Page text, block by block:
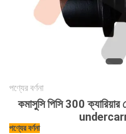
পণ্যের বর্ণনা
কমাসুসি পিসি 300 ক্যারিয়ার
পণ্যের বর্ণনা